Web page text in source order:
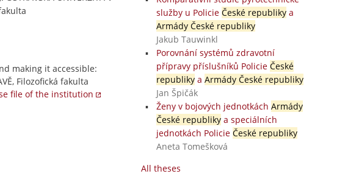
making it accessible:
Filozofická fakulta
file of the institution
služby u Policie České republikya
Armády České republiky
Jakub Tauwinkl
Porovnání systémů zdravotní
přípravy příslušníků Policie České
republikya Armády České republiky
Jan Špičák
Ženy v bojových jednotkách Armády
České republikya speciálních
jednotkách Policie České republiky
Aneta Tomešková
All theses